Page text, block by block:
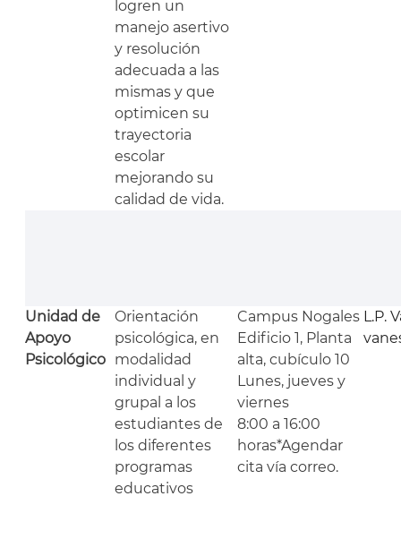
logren un
manejo asertivo
y resolución
adecuada a las
mismas y que
optimicen su
trayectoria
escolar
mejorando su
calidad de vida.
Unidad de
Apoyo
Psicológico
Orientación
psicológica, en
modalidad
individual y
grupal a los
estudiantes de
los diferentes
programas
educativos
Campus Nogales
Edificio 1, Planta
alta, cubículo 10
Lunes, jueves y
viernes
8:00 a 16:00
horas*Agendar
cita vía correo.
L.P.